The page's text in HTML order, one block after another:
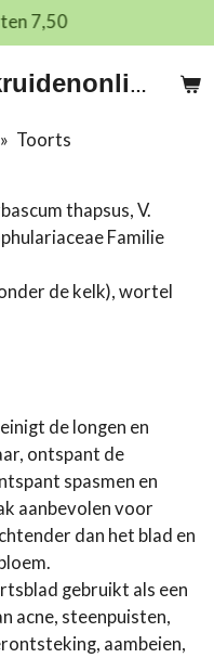
Medicinalekruidenonline.nl
7,50
» Toorts
thapsus, V.
Familie
de kelk), wortel
de longen en
ontspant de
spasmen en
aanbevolen voor
dan het blad en
gebruikt als een
acne, steenpuisten,
aambeien,